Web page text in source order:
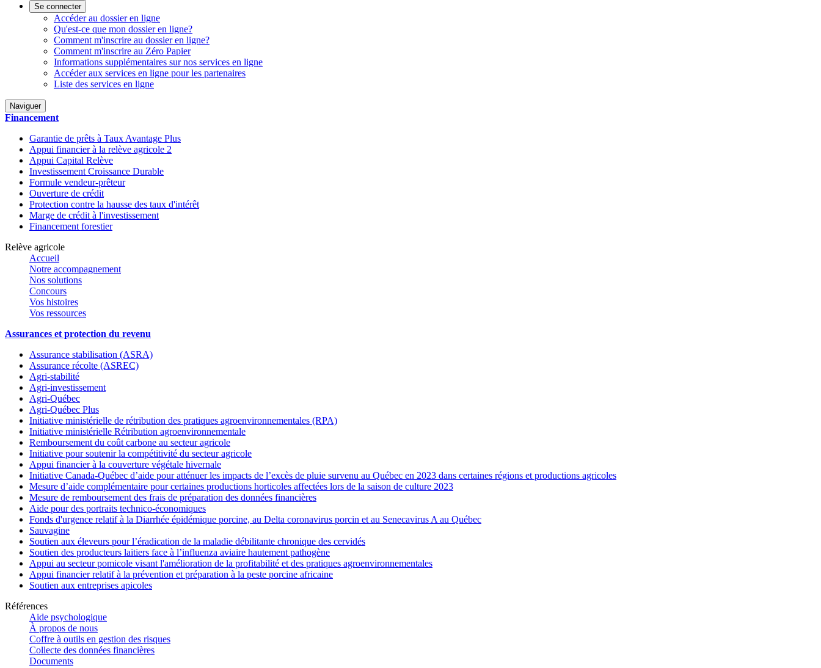
Se connecter
Accéder au dossier en ligne
Qu'est-ce que mon dossier en ligne?
Comment m'inscrire au dossier en ligne?
Comment m'inscrire au Zéro Papier
Informations supplémentaires sur nos services en ligne
Accéder aux services en ligne pour les partenaires
Liste des services en ligne
Naviguer
Financement
Garantie de prêts à Taux Avantage Plus
Appui financier à la relève agricole 2
Appui Capital Relève
Investissement Croissance Durable
Formule vendeur-prêteur
Ouverture de crédit
Protection contre la hausse des taux d'intérêt
Marge de crédit à l'investissement
Financement forestier
Relève agricole
Accueil
Notre accompagnement
Nos solutions
Concours
Vos histoires
Vos ressources
Assurances et protection du revenu
Assurance stabilisation (ASRA)
Assurance récolte (ASREC)
Agri-stabilité
Agri-investissement
Agri-Québec
Agri-Québec Plus
Initiative ministérielle de rétribution des pratiques agroenvironnementales (RPA)
Initiative ministérielle Rétribution agroenvironnementale
Remboursement du coût carbone au secteur agricole
Initiative pour soutenir la compétitivité du secteur agricole
Appui financier à la couverture végétale hivernale
Initiative Canada-Québec d’aide pour atténuer les impacts de l’excès de pluie survenu au Québec en 2023 dans certaines régions et productions agricoles
Mesure d’aide complémentaire pour certaines productions horticoles affectées lors de la saison de culture 2023
Mesure de remboursement des frais de préparation des données financières
Aide pour des portraits technico-économiques
Fonds d'urgence relatif à la Diarrhée épidémique porcine, au Delta coronavirus porcin et au Senecavirus A au Québec
Sauvagine
Soutien aux éleveurs pour l’éradication de la maladie débilitante chronique des cervidés
Soutien des producteurs laitiers face à l’influenza aviaire hautement pathogène
Appui au secteur pomicole visant l'amélioration de la profitabilité et des pratiques agroenvironnementales
Appui financier relatif à la prévention et préparation à la peste porcine africaine
Soutien aux entreprises apicoles
Références
Aide psychologique
À propos de nous
Coffre à outils en gestion des risques
Collecte des données financières
Documents